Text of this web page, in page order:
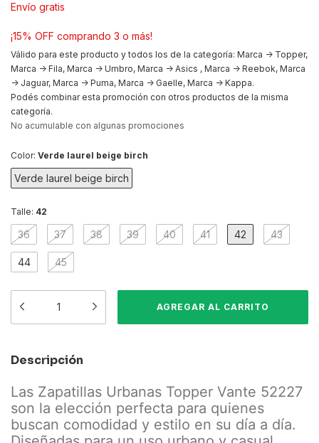
Envío gratis
¡15% OFF comprando 3 o más!
Válido para este producto y todos los de la categoría: Marca -> Topper,
Marca -> Fila, Marca -> Umbro, Marca -> Asics , Marca -> Reebok, Marca
-> Jaguar, Marca -> Puma, Marca -> Gaelle, Marca -> Kappa.
Podés combinar esta promoción con otros productos de la misma
categoría.
No acumulable con algunas promociones
Color: Verde laurel beige birch
Verde laurel beige birch
Talle: 42
36 37 38 39 40 41 42 43
44 45
Descripción
Las Zapatillas Urbanas Topper Vante 52227
son la elección perfecta para quienes
buscan comodidad y estilo en su día a día.